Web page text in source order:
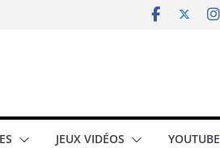
JEUX VIDÉOS YOUTUBE